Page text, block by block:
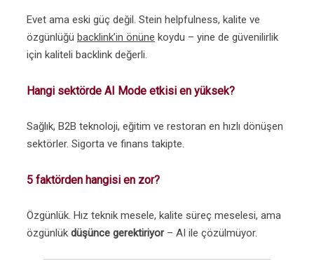
Evet ama eski güç değil. Stein helpfulness, kalite ve
özgünlüğü backlink’in önüne koydu – yine de güvenilirlik
için kaliteli backlink değerli.
Hangi sektörde AI Mode etkisi en yüksek?
Sağlık, B2B teknoloji, eğitim ve restoran en hızlı dönüşen
sektörler. Sigorta ve finans takipte.
5 faktörden hangisi en zor?
Özgünlük. Hız teknik mesele, kalite süreç meselesi, ama
özgünlük düşünce gerektiriyor– AI ile çözülmüyor.